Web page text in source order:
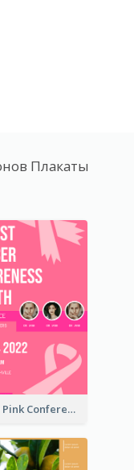
Плакаты
Lovely Pink Conference Promotional Poster Design Idea